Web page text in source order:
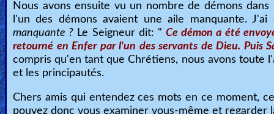
Nous avons ensuite vu un nombre de démons
l'un des démons avaient une aile manquante.
manquante ? Le Seigneur dit: "Ce démon a été
retourné en Enfer par l'un des servants de Dieu. Puis
compris qu'en tant que Chrétiens, nous avons toute
et les principautés.
Chers amis qui entendez ces mots en ce moment,
pouvez donc vous examiner vous-même et